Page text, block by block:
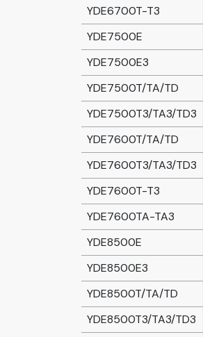
YDE6700T-T3
YDE7500E
YDE7500E3
YDE7500T/TA/TD
YDE7500T3/TA3/TD3
YDE7600T/TA/TD
YDE7600T3/TA3/TD3
YDE7600T-T3
YDE7600TA-TA3
YDE8500E
YDE8500E3
YDE8500T/TA/TD
YDE8500T3/TA3/TD3